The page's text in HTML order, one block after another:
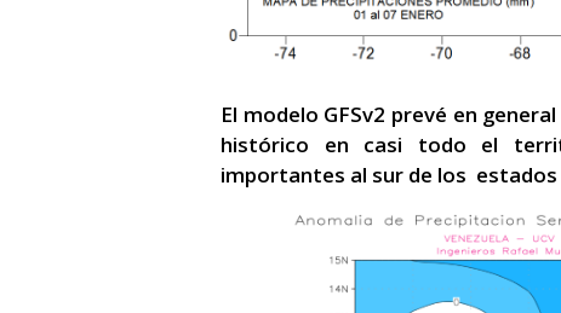
El modelo GFSv2 prevé en
histórico en casi todo el
importantes al sur de los